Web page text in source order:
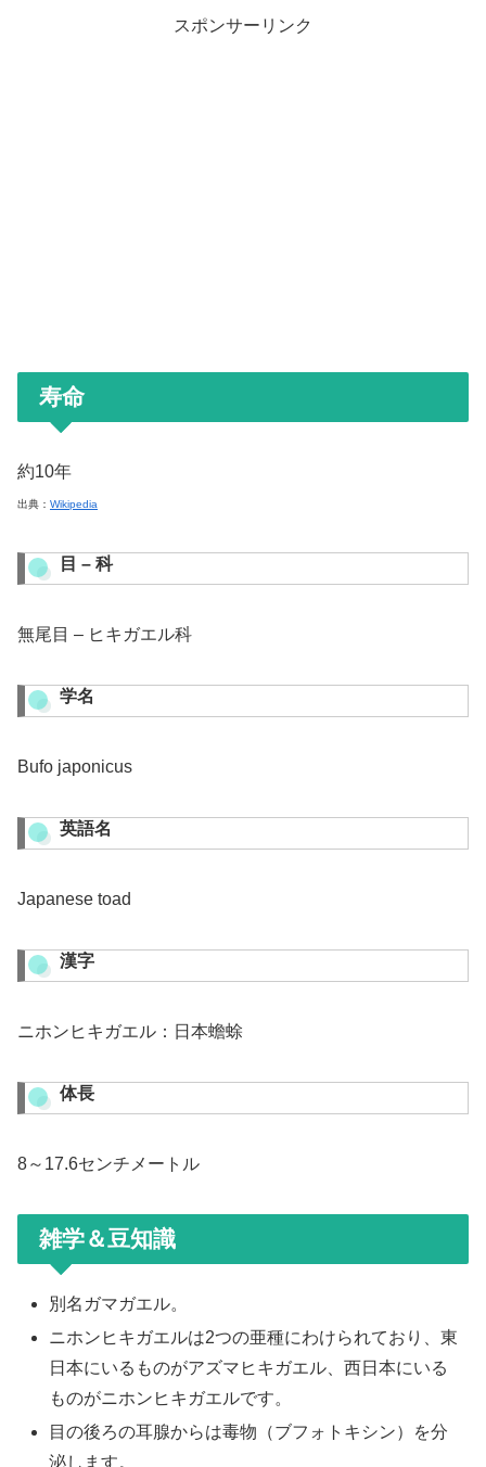
スポンサーリンク
寿命
約10年
出典： Wikipedia
目 – 科
無尾目 – ヒキガエル科
学名
Bufo japonicus
英語名
Japanese toad
漢字
ニホンヒキガエル：日本蟾蜍
体長
8～17.6センチメートル
雑学＆豆知識
別名ガマガエル。
ニホンヒキガエルは2つの亜種にわけられており、東
日本にいるものがアズマヒキガエル、西日本にいる
ものがニホンヒキガエルです。
目の後ろの耳腺からは毒物（ブフォトキシン）を分
泌します。